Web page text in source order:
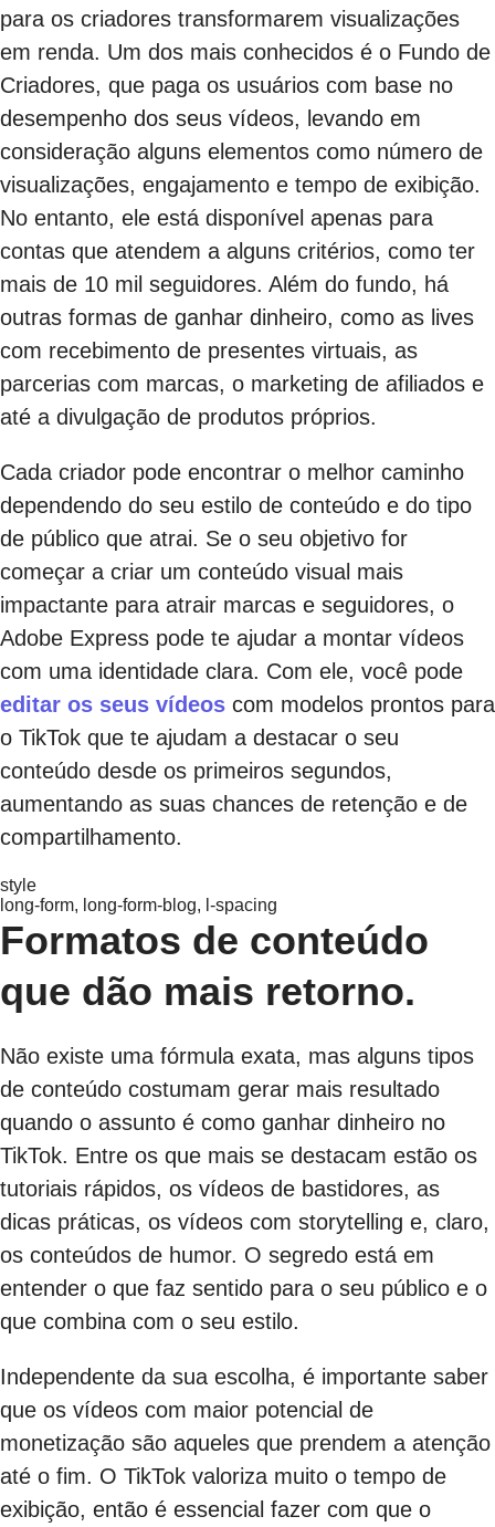
para os criadores transformarem visualizações
em renda. Um dos mais conhecidos é o Fundo de
Criadores, que paga os usuários com base no
desempenho dos seus vídeos, levando em
consideração alguns elementos como número de
visualizações, engajamento e tempo de exibição.
No entanto, ele está disponível apenas para
contas que atendem a alguns critérios, como ter
mais de 10 mil seguidores. Além do fundo, há
outras formas de ganhar dinheiro, como as lives
com recebimento de presentes virtuais, as
parcerias com marcas, o marketing de afiliados e
até a divulgação de produtos próprios.
Cada criador pode encontrar o melhor caminho
dependendo do seu estilo de conteúdo e do tipo
de público que atrai. Se o seu objetivo for
começar a criar um conteúdo visual mais
impactante para atrair marcas e seguidores, o
Adobe Express pode te ajudar a montar vídeos
com uma identidade clara. Com ele, você pode
editar os seus vídeos com modelos prontos para
o TikTok que te ajudam a destacar o seu
conteúdo desde os primeiros segundos,
aumentando as suas chances de retenção e de
compartilhamento.
style
long-form, long-form-blog, l-spacing
Formatos de conteúdo
que dão mais retorno.
Não existe uma fórmula exata, mas alguns tipos
de conteúdo costumam gerar mais resultado
quando o assunto é como ganhar dinheiro no
TikTok. Entre os que mais se destacam estão os
tutoriais rápidos, os vídeos de bastidores, as
dicas práticas, os vídeos com storytelling e, claro,
os conteúdos de humor. O segredo está em
entender o que faz sentido para o seu público e o
que combina com o seu estilo.
Independente da sua escolha, é importante saber
que os vídeos com maior potencial de
monetização são aqueles que prendem a atenção
até o fim. O TikTok valoriza muito o tempo de
exibição, então é essencial fazer com que o